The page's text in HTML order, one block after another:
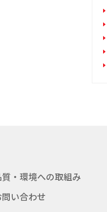
質・環境への取組み
問い合わせ